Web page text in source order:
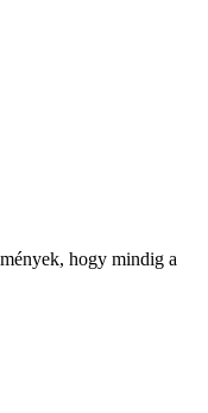
hogy mindig a